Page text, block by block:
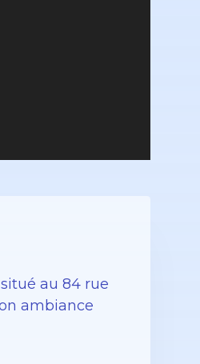
au 84 rue
ambiance